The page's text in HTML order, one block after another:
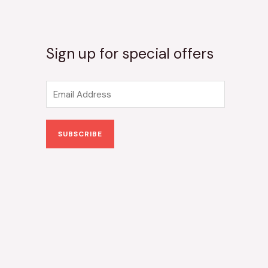
Sign up for special offers
m
a
SUBSCRIBE